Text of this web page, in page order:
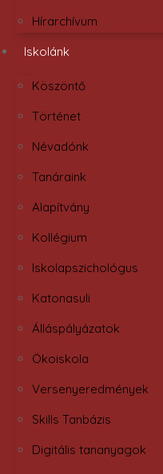
Hírarchívum
Iskolánk
Köszöntő
Történet
Névadónk
Tanáraink
Alapítvány
Kollégium
Iskolapszichológus
Katonasuli
Álláspályázatok
Ökoiskola
Versenyeredmények
Skills Tanbázis
Digitális tananyagok